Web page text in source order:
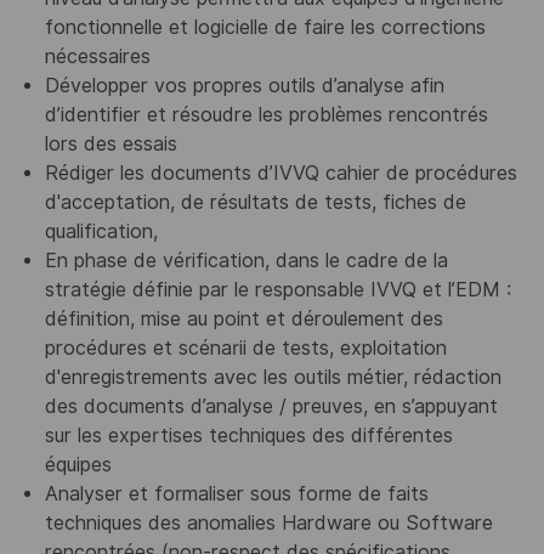
fonctionnelle et logicielle de faire les corrections
nécessaires
Développer vos propres outils d’analyse afin
d’identifier et résoudre les problèmes rencontrés
lors des essais
Rédiger les documents d’IVVQ cahier de procédures
d'acceptation, de résultats de tests, fiches de
qualification,
En phase de vérification, dans le cadre de la
stratégie définie par le responsable IVVQ et l’EDM :
définition, mise au point et déroulement des
procédures et scénarii de tests, exploitation
d'enregistrements avec les outils métier, rédaction
des documents d’analyse / preuves, en s’appuyant
sur les expertises techniques des différentes
équipes
Analyser et formaliser sous forme de faits
techniques des anomalies Hardware ou Software